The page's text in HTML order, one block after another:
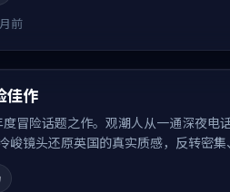
前
佳作
冒险话题之作。观潮人从一通深夜电
峻镜头还原英国的真实质感，反转密集